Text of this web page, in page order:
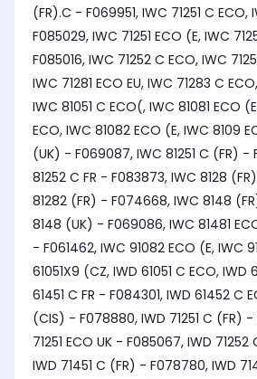
(FR).C - F069951, IWC 71251 C ECO,
F085029, IWC 71251 ECO (E, IWC
F085016, IWC 71252 C ECO, IWC
IWC 71281 ECO EU, IWC 71283 C
IWC 81051 C ECO(, IWC 81081 ECO
ECO, IWC 81082 ECO (E, IWC 8109
(UK) - F069087, IWC 81251 C (FR) -
81252 C FR - F083873, IWC 8128
81282 (FR) - F074668, IWC 8148
8148 (UK) - F069086, IWC 81481 ECO (, IWC 8168 (SK)
- F061462, IWC 91082 ECO (E, IWC
61051X9 (CZ, IWD 61051 C ECO, IWD
61451 C FR - F084301, IWD 61452 C
(CIS) - F078880, IWD 71251 C (FR)
71251 ECO UK - F085067, IWD
IWD 71451 C (FR) - F078780, IWD